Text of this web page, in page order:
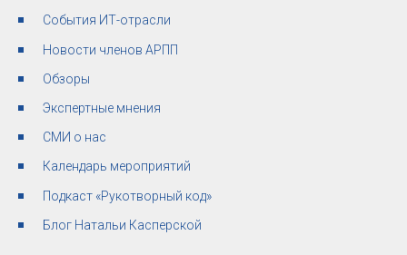
События ИТ-отрасли
Новости членов АРПП
Обзоры
Экспертные мнения
СМИ о нас
Календарь мероприятий
Подкаст «Рукотворный код»
Блог Натальи Касперской